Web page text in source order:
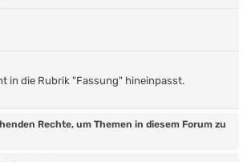
in die Rubrik "Fassung" hineinpasst.
Rechte, um Themen in diesem Forum zu